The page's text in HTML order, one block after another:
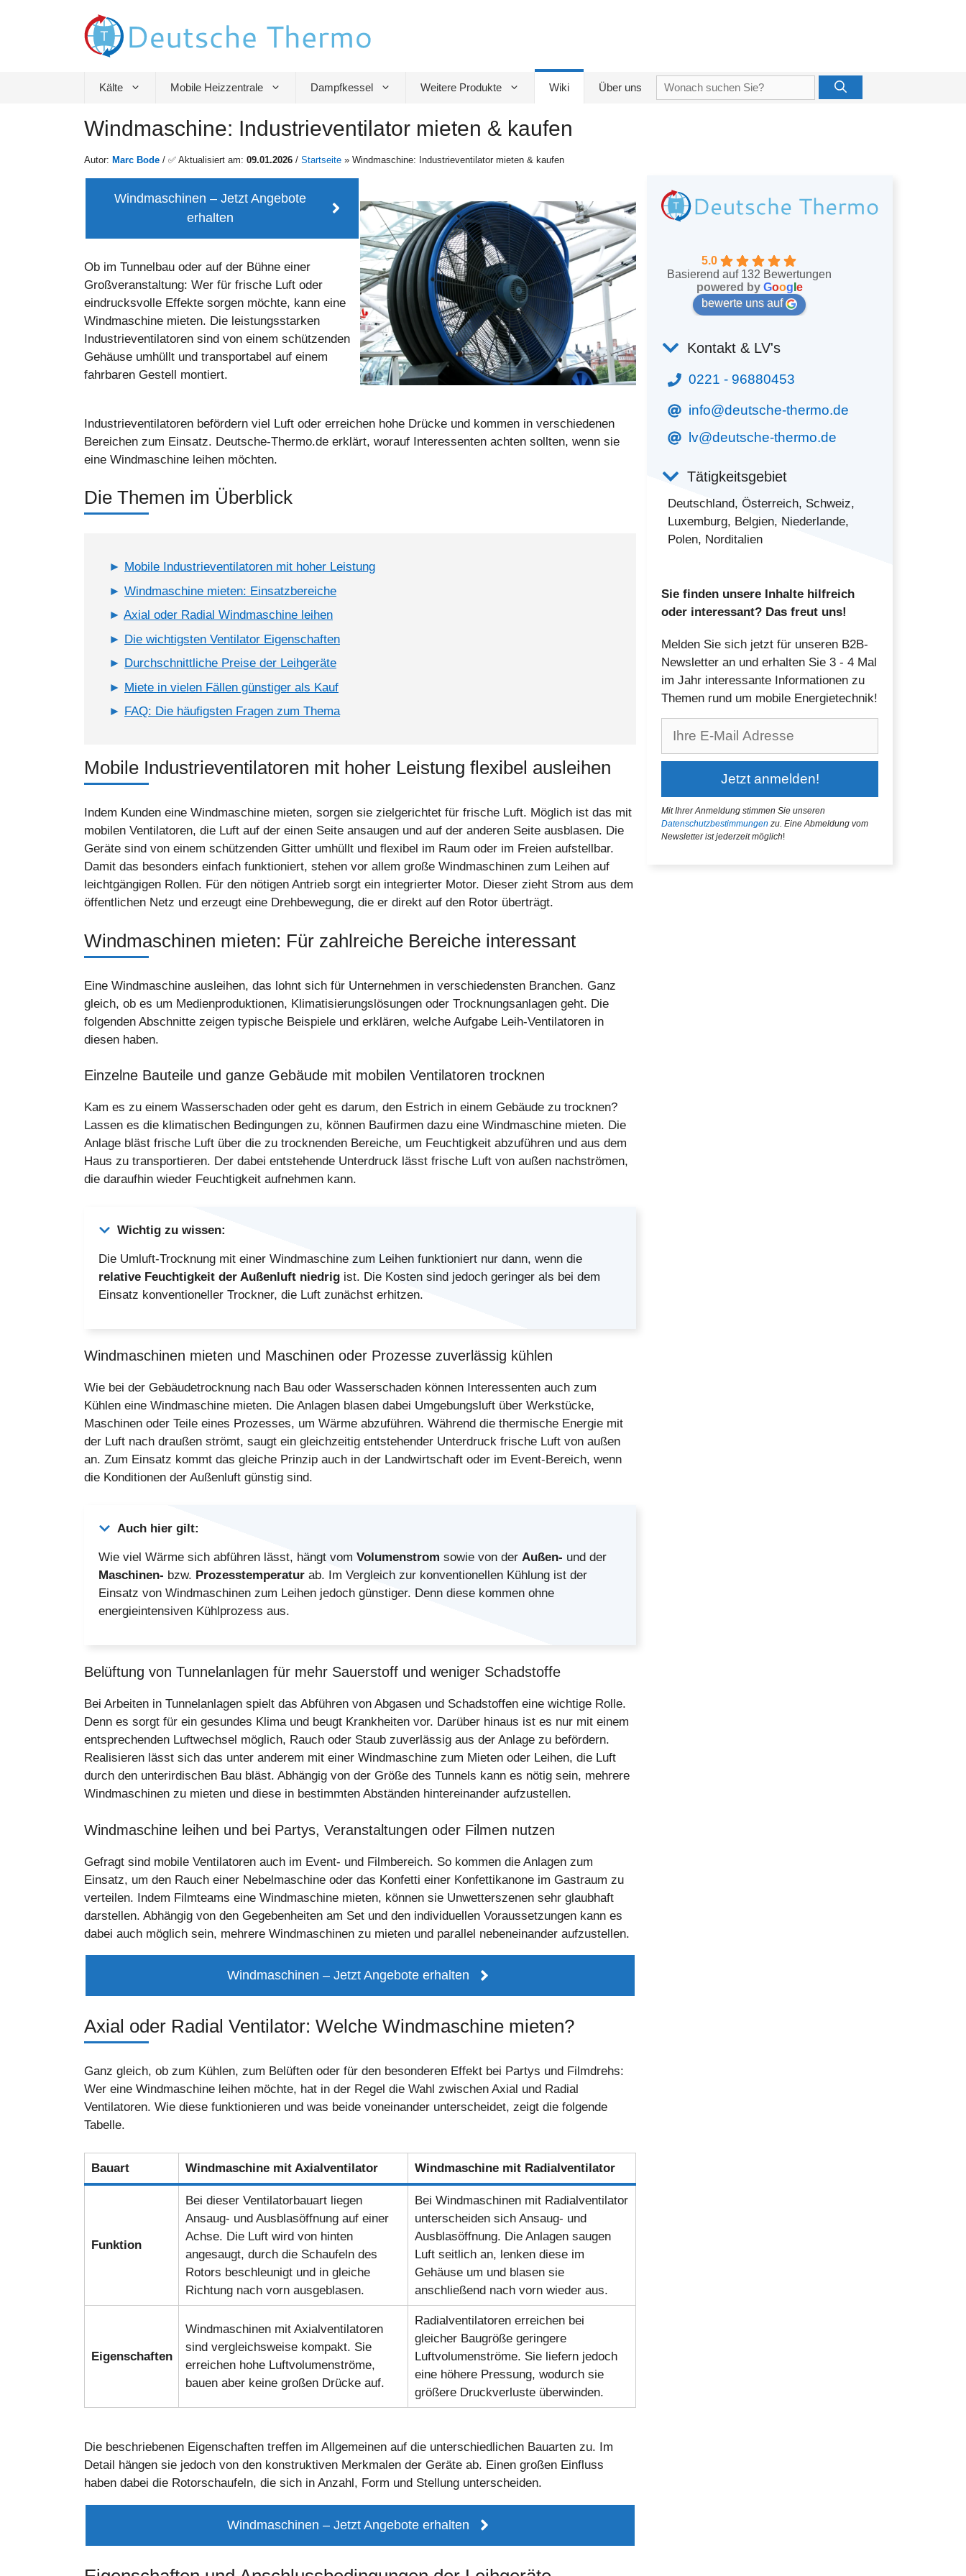
Kälte Mobile Heizzentrale Dampfkessel Weitere Produkte Wiki Über uns
Suche
nach:
Windmaschine: Industrieventilator mieten & kaufen
Autor: Marc Bode / ✅ Aktualisiert am: 09.01.2026 / Startseite » Windmaschine: Industrieventilator mieten & kaufen
Windmaschinen – Jetzt Angebote
erhalten
Ob im Tunnelbau oder auf der Bühne einer
Großveranstaltung: Wer für frische Luft oder
eindrucksvolle Effekte sorgen möchte, kann eine
Windmaschine mieten. Die leistungsstarken
Industrieventilatoren sind von einem schützenden
Gehäuse umhüllt und transportabel auf einem
fahrbaren Gestell montiert.
Industrieventilatoren befördern viel Luft oder erreichen hohe Drücke und kommen in verschiedenen
Bereichen zum Einsatz. Deutsche-Thermo.de erklärt, worauf Interessenten achten sollten, wenn sie
eine Windmaschine leihen möchten.
Die Themen im Überblick
Mobile Industrieventilatoren mit hoher Leistung
Windmaschine mieten: Einsatzbereiche
Axial oder Radial Windmaschine leihen
Die wichtigsten Ventilator Eigenschaften
Durchschnittliche Preise der Leihgeräte
Miete in vielen Fällen günstiger als Kauf
FAQ: Die häufigsten Fragen zum Thema
Mobile Industrieventilatoren mit hoher Leistung flexibel ausleihen
Indem Kunden eine Windmaschine mieten, sorgen sie zielgerichtet für frische Luft. Möglich ist das mit
mobilen Ventilatoren, die Luft auf der einen Seite ansaugen und auf der anderen Seite ausblasen. Die
Geräte sind von einem schützenden Gitter umhüllt und flexibel im Raum oder im Freien aufstellbar.
Damit das besonders einfach funktioniert, stehen vor allem große Windmaschinen zum Leihen auf
leichtgängigen Rollen. Für den nötigen Antrieb sorgt ein integrierter Motor. Dieser zieht Strom aus dem
öffentlichen Netz und erzeugt eine Drehbewegung, die er direkt auf den Rotor überträgt.
Windmaschinen mieten: Für zahlreiche Bereiche interessant
Eine Windmaschine ausleihen, das lohnt sich für Unternehmen in verschiedensten Branchen. Ganz
gleich, ob es um Medienproduktionen, Klimatisierungslösungen oder Trocknungsanlagen geht. Die
folgenden Abschnitte zeigen typische Beispiele und erklären, welche Aufgabe Leih-Ventilatoren in
diesen haben.
Einzelne Bauteile und ganze Gebäude mit mobilen Ventilatoren trocknen
Kam es zu einem Wasserschaden oder geht es darum, den Estrich in einem Gebäude zu trocknen?
Lassen es die klimatischen Bedingungen zu, können Baufirmen dazu eine Windmaschine mieten. Die
Anlage bläst frische Luft über die zu trocknenden Bereiche, um Feuchtigkeit abzuführen und aus dem
Haus zu transportieren. Der dabei entstehende Unterdruck lässt frische Luft von außen nachströmen,
die daraufhin wieder Feuchtigkeit aufnehmen kann.
Wichtig zu wissen:
Die Umluft-Trocknung mit einer Windmaschine zum Leihen funktioniert nur dann, wenn die
relative Feuchtigkeit der Außenluft niedrig ist. Die Kosten sind jedoch geringer als bei dem
Einsatz konventioneller Trockner, die Luft zunächst erhitzen.
Windmaschinen mieten und Maschinen oder Prozesse zuverlässig kühlen
Wie bei der Gebäudetrocknung nach Bau oder Wasserschaden können Interessenten auch zum
Kühlen eine Windmaschine mieten. Die Anlagen blasen dabei Umgebungsluft über Werkstücke,
Maschinen oder Teile eines Prozesses, um Wärme abzuführen. Während die thermische Energie mit
der Luft nach draußen strömt, saugt ein gleichzeitig entstehender Unterdruck frische Luft von außen
an. Zum Einsatz kommt das gleiche Prinzip auch in der Landwirtschaft oder im Event-Bereich, wenn
die Konditionen der Außenluft günstig sind.
Auch hier gilt:
Wie viel Wärme sich abführen lässt, hängt vom Volumenstrom sowie von der Außen- und der
Maschinen- bzw. Prozesstemperatur ab. Im Vergleich zur konventionellen Kühlung ist der
Einsatz von Windmaschinen zum Leihen jedoch günstiger. Denn diese kommen ohne
energieintensiven Kühlprozess aus.
Belüftung von Tunnelanlagen für mehr Sauerstoff und weniger Schadstoffe
Bei Arbeiten in Tunnelanlagen spielt das Abführen von Abgasen und Schadstoffen eine wichtige Rolle.
Denn es sorgt für ein gesundes Klima und beugt Krankheiten vor. Darüber hinaus ist es nur mit einem
entsprechenden Luftwechsel möglich, Rauch oder Staub zuverlässig aus der Anlage zu befördern.
Realisieren lässt sich das unter anderem mit einer Windmaschine zum Mieten oder Leihen, die Luft
durch den unterirdischen Bau bläst. Abhängig von der Größe des Tunnels kann es nötig sein, mehrere
Windmaschinen zu mieten und diese in bestimmten Abständen hintereinander aufzustellen.
Windmaschine leihen und bei Partys, Veranstaltungen oder Filmen nutzen
Gefragt sind mobile Ventilatoren auch im Event- und Filmbereich. So kommen die Anlagen zum
Einsatz, um den Rauch einer Nebelmaschine oder das Konfetti einer Konfettikanone im Gastraum zu
verteilen. Indem Filmteams eine Windmaschine mieten, können sie Unwetterszenen sehr glaubhaft
darstellen. Abhängig von den Gegebenheiten am Set und den individuellen Voraussetzungen kann es
dabei auch möglich sein, mehrere Windmaschinen zu mieten und parallel nebeneinander aufzustellen.
Windmaschinen – Jetzt Angebote erhalten
Axial oder Radial Ventilator: Welche Windmaschine mieten?
Ganz gleich, ob zum Kühlen, zum Belüften oder für den besonderen Effekt bei Partys und Filmdrehs:
Wer eine Windmaschine leihen möchte, hat in der Regel die Wahl zwischen Axial und Radial
Ventilatoren. Wie diese funktionieren und was beide voneinander unterscheidet, zeigt die folgende
Tabelle.
Bauart Windmaschine mit Axialventilator Windmaschine mit Radialventilator
Funktion
Bei dieser Ventilatorbauart liegen
Ansaug- und Ausblasöffnung auf einer
Achse. Die Luft wird von hinten
angesaugt, durch die Schaufeln des
Rotors beschleunigt und in gleiche
Richtung nach vorn ausgeblasen.
Bei Windmaschinen mit Radialventilator
unterscheiden sich Ansaug- und
Ausblasöffnung. Die Anlagen saugen
Luft seitlich an, lenken diese im
Gehäuse um und blasen sie
anschließend nach vorn wieder aus.
Eigenschaften
Windmaschinen mit Axialventilatoren
sind vergleichsweise kompakt. Sie
erreichen hohe Luftvolumenströme,
bauen aber keine großen Drücke auf.
Radialventilatoren erreichen bei
gleicher Baugröße geringere
Luftvolumenströme. Sie liefern jedoch
eine höhere Pressung, wodurch sie
größere Druckverluste überwinden.
Die beschriebenen Eigenschaften treffen im Allgemeinen auf die unterschiedlichen Bauarten zu. Im
Detail hängen sie jedoch von den konstruktiven Merkmalen der Geräte ab. Einen großen Einfluss
haben dabei die Rotorschaufeln, die sich in Anzahl, Form und Stellung unterscheiden.
Windmaschinen – Jetzt Angebote erhalten
5.0
Basierend auf 132 Bewertungen
powered by Goog e
bewerte uns auf
Kontakt & LV's
0221 - 96880453
info@deutsche-thermo.de
lv@deutsche-thermo.de
Tätigkeitsgebiet
Deutschland, Österreich, Schweiz,
Luxemburg, Belgien, Niederlande,
Polen, Norditalien
Sie finden unsere Inhalte hilfreich
oder interessant? Das freut uns!
Melden Sie sich jetzt für unseren B2B-
Newsletter an und erhalten Sie 3 - 4 Mal
im Jahr interessante Informationen zu
Themen rund um mobile Energietechnik!
Mit Ihrer Anmeldung stimmen Sie unseren
Datenschutzbestimmungen zu. Eine Abmeldung vom
Newsletter ist jederzeit möglich!